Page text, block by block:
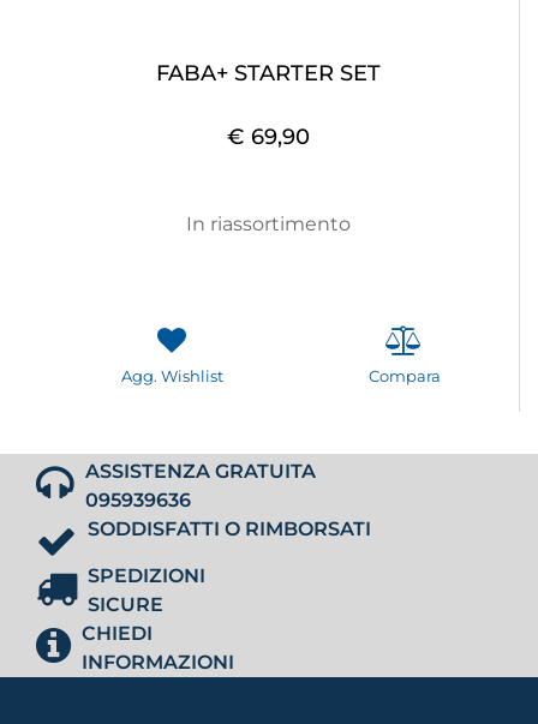
FABA+ STARTER SET
€ 69,90
In riassortimento
Agg. Wishlist Compara
ASSISTENZA GRATUITA
095939636
SODDISFATTI O RIMBORSATI
SPEDIZIONI
SICURE
CHIEDI
INFORMAZIONI